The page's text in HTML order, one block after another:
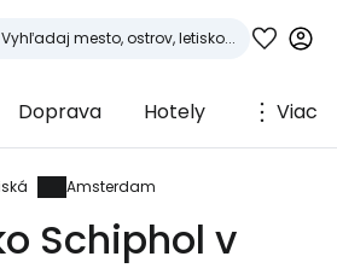
Doprava Hotely Viac
Amsterdam
Schiphol v
sa do
komunity cestovateľov